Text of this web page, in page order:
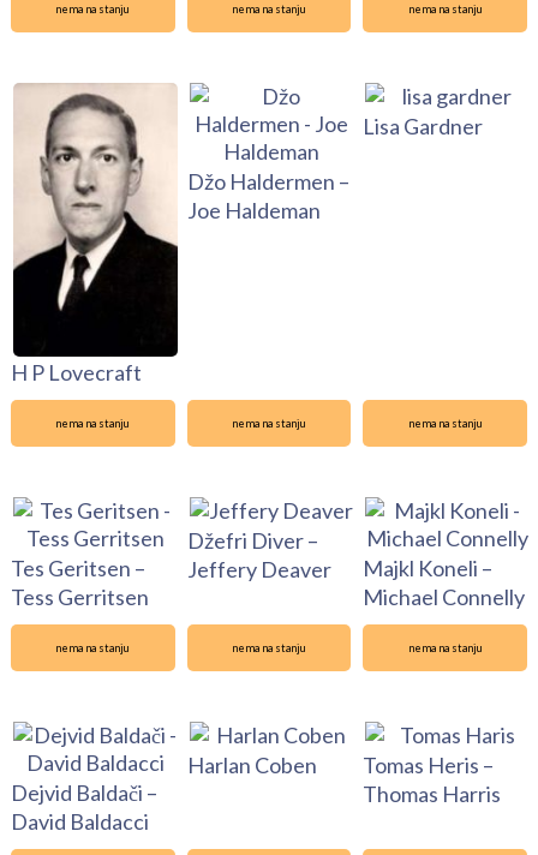
nema na stanju
H P Lovecraft
nema na stanju
Džo Haldermen –
Joe Haldeman
nema na stanju
Lisa Gardner
nema na stanju
Tes Geritsen –
Tess Gerritsen
nema na stanju
Džefri Diver –
Jeffery Deaver
nema na stanju
Majkl Koneli –
Michael Connelly
nema na stanju
Dejvid Baldači –
David Baldacci
nema na stanju
Harlan Coben
nema na stanju
Tomas Heris –
Thomas Harris